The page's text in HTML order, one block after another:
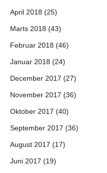
April 2018 (25)
Marts 2018 (43)
Februar 2018 (46)
Januar 2018 (24)
December 2017 (27)
November 2017 (36)
Oktober 2017 (40)
September 2017 (36)
August 2017 (17)
Juni 2017 (19)